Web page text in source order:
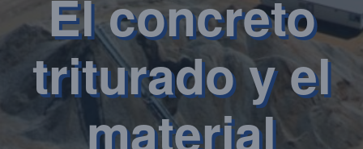
El concreto
triturado y el
material